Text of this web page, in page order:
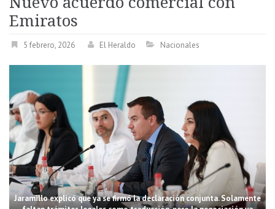
Emiratos
5 febrero, 2026 El Heraldo Nacionales
Jaramillo explicó que ya se firmó la declaración conjunta. Solamente